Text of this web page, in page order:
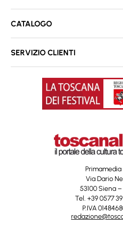
CATALOGO
SERVIZIO CLIENTI
Primamedia
Via Dario
53100 Siena
Tel. +39 0577
P.IVA